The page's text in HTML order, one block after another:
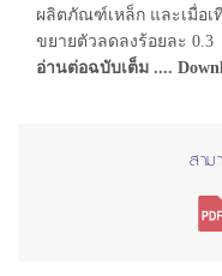
ผลิตภัณฑ์เหล็ก และเมื่อเ
ขยายตัวลดลงร้อยละ 0.3
อ่านต่อฉบับเต็ม ....
สาม